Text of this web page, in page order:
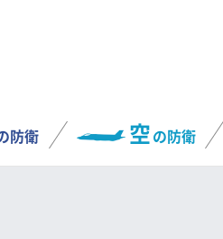
防衛 空の防衛